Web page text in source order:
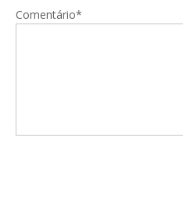
Comentário*